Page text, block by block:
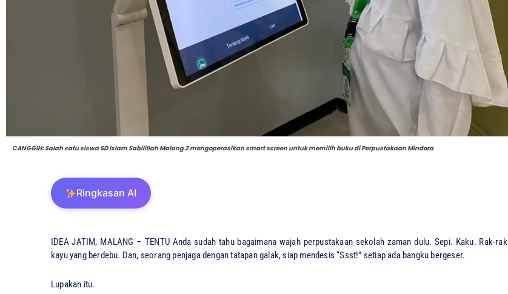
CANGGIH: Salah satu siswa SD Islam Sabilillah Malang 2 mengoperasikan smart screen untuk memilih buku di Perpustakaan Mindora
Ringkasan AI
IDEA JATIM, MALANG – ​TENTU Anda sudah tahu bagaimana wajah perpustakaan sekolah zaman dulu. Sepi. Kaku. Rak-rak
kayu yang berdebu. Dan, seorang penjaga dengan tatapan galak, siap mendesis “Ssst!” setiap ada bangku bergeser.
​Lupakan itu.